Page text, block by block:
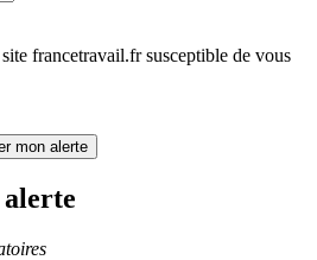
francetravail.fr susceptible de vous
mon alerte